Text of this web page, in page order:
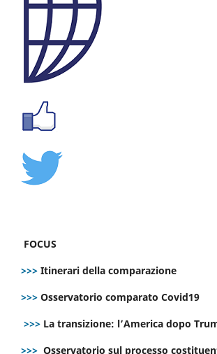
FOCUS
>>> Itinerari della comparazione
>>> Osservatorio comparato Covid19
>>> La transizione: l’America dopo
>>> Osservatorio sul processo